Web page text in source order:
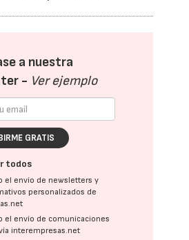
a nuestra
- Ver ejemplo
GRATIS
todos
el envío de newsletters y
personalizados de
el envío de comunicaciones
interempresas.net